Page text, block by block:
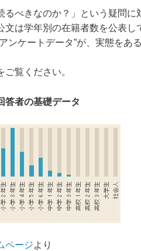
るべきなのか？」という疑問
文は学年別の在籍者数を公表
ンケートデータ”が、実態をあ
ご覧 ください。
者の基礎データ
ページより